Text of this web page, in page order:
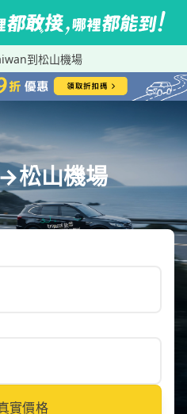
到松山機場
松山機場
實價格